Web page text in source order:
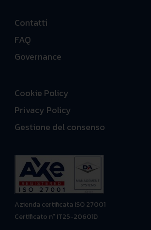
Contatti
FAQ
Governance
Cookie Policy
Privacy Policy
Gestione del consenso
Azienda certificata ISO 27001
Certificato n° IT25-20601D